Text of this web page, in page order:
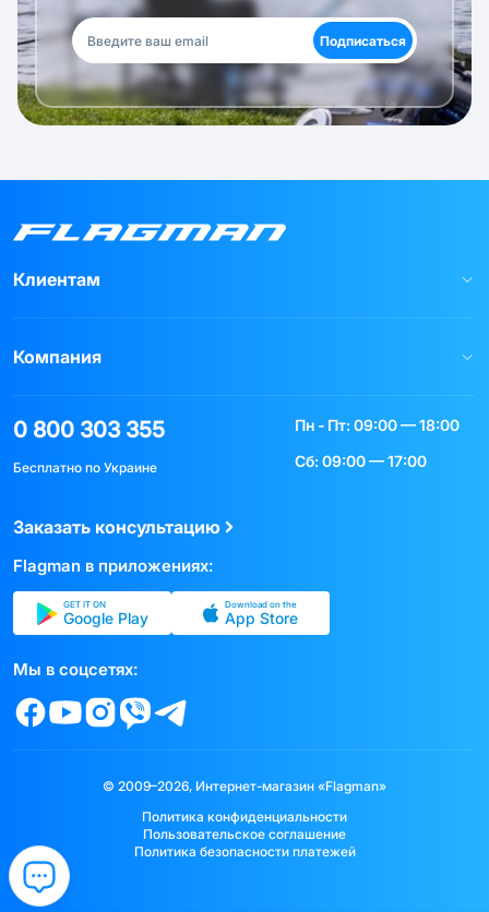
Подписаться
Клиентам
Компания
0 800 303 355
Бесплатно по Украине
Пн - Пт: 09:00 — 18:00
Сб: 09:00 — 17:00
Заказать консультацию
Flagman в приложениях:
GET IT ON
Google Play
Download on the
App Store
Мы в соцсетях:
© 2009–2026, Интернет-магазин «Flagman»
Политика конфиденциальности
Пользовательское соглашение
Политика безопасности платежей